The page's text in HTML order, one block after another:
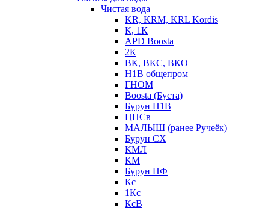
Чистая вода
KR, KRM, KRL Kordis
К, 1К
APD Boosta
2К
ВК, ВКС, ВКО
Н1В общепром
ГНОМ
Boosta (Буста)
Бурун Н1В
ЦНСв
МАЛЫШ (ранее Ручеёк)
Бурун СХ
КМЛ
КМ
Бурун ПФ
Кс
1Кс
КсВ